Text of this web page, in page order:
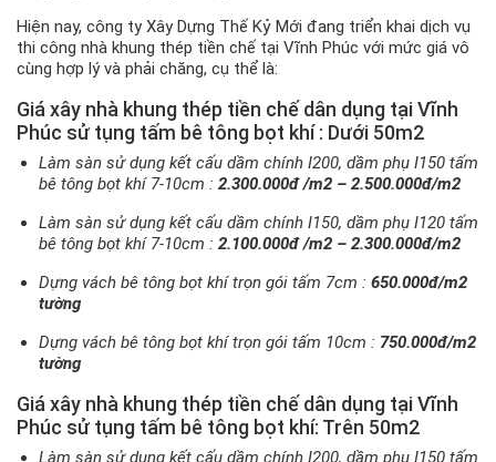
Hiện nay, công ty Xây Dựng Thế Kỷ Mới đang triển khai dịch vụ
thi công nhà khung thép tiền chế tại Vĩnh Phúc với mức giá vô
cùng hợp lý và phải chăng, cụ thể là:
Giá xây nhà khung thép tiền chế dân dụng tại Vĩnh
Phúc sử tụng tấm bê tông bọt khí : Dưới 50m2
Làm sàn sử dụng kết cấu dầm chính I200, dầm phụ I150 tấm
bê tông bọt khí 7-10cm : 2.300.000đ /m2 – 2.500.000đ/m2
Làm sàn sử dụng kết cấu dầm chính I150, dầm phụ I120 tấm
bê tông bọt khí 7-10cm : 2.100.000đ /m2 – 2.300.000đ/m2
Dựng vách bê tông bọt khí trọn gói tấm 7cm : 650.000đ/m2
tường
Dựng vách bê tông bọt khí trọn gói tấm 10cm : 750.000đ/m2
tường
Giá xây nhà khung thép tiền chế dân dụng tạiVĩnh
Phúc sử tụng tấm bê tông bọt khí: Trên 50m2
Làm sàn sử dụng kết cấu dầm chính I200, dầm phụ I150 tấm